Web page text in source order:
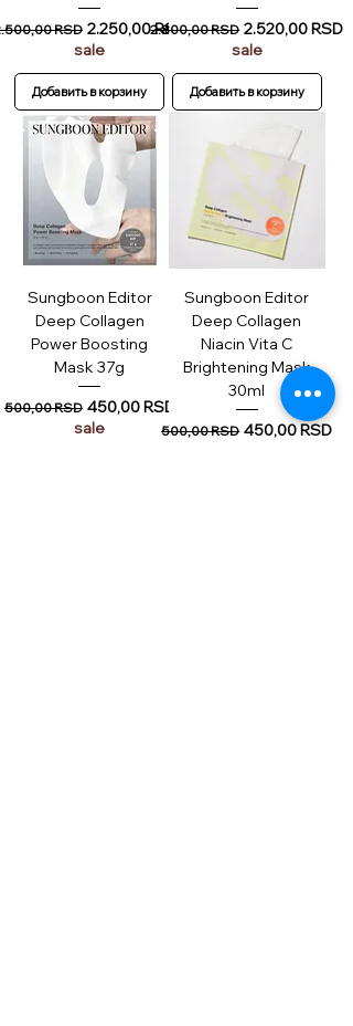
цена
RSD Цена со скидкой
2.250,00 RSD
sale
Добавить в корзину
Обычная цена
2.800,00 RSD Цена со
2.520,00 RSD
sale
Добавить в корзину
Sungboon Editor
Deep Collagen
Power Boosting
Mask 37g
Обычная цена
500,00 RSD Цена со скидкой
450,00 RSD
sale
Sungboon Editor
Deep Collagen
Niacin Vita C
Brightening Mask
30ml
Обычная цена
500,00 RSD Цена со
450,00 RSD